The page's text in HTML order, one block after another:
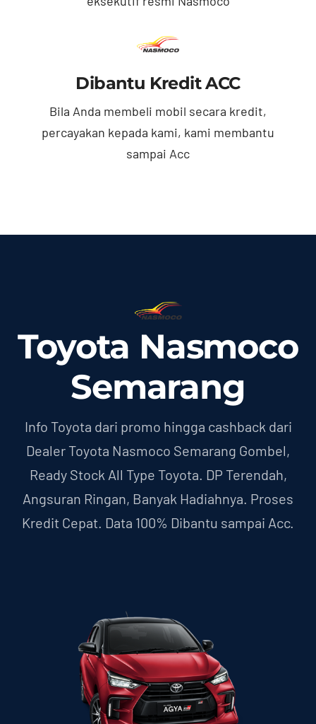
Dibantu Kredit ACC
Bila Anda membeli mobil secara kredit,
percayakan kepada kami, kami membantu
sampai Acc
Toyota Nasmoco
Semarang
Info Toyota dari promo hingga cashback dari
Dealer Toyota Nasmoco Semarang Gombel,
Ready Stock All Type Toyota. DP Terendah,
Angsuran Ringan, Banyak Hadiahnya. Proses
Kredit Cepat. Data 100% Dibantu sampai Acc.